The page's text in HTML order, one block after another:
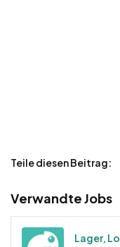
Teile diesen Beitrag:
Verwandte Jobs
Lager,